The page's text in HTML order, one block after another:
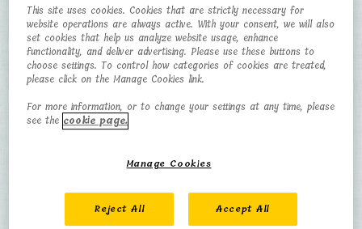
Baneful Fox
Pokémon
Normal/Ghost
HEIGHT
1,6 m
WEIGHT
This site uses cookies. Cookies that are strictly necessary for
website operations are always active. With your consent, we will also
set cookies that help us analyze website usage, enhance
functionality, and deliver advertising. Please use these buttons to
choose settings. To control how categories of cookies are treated,
please click on the Manage Cookies link.
For more information, or to change your settings at any time, please
see the cookie page.
Manage Cookies
Reject All Accept All